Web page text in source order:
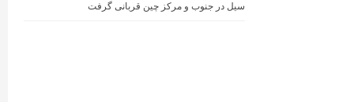
سیل در جنوب و مرکز چین قربانی گرفت